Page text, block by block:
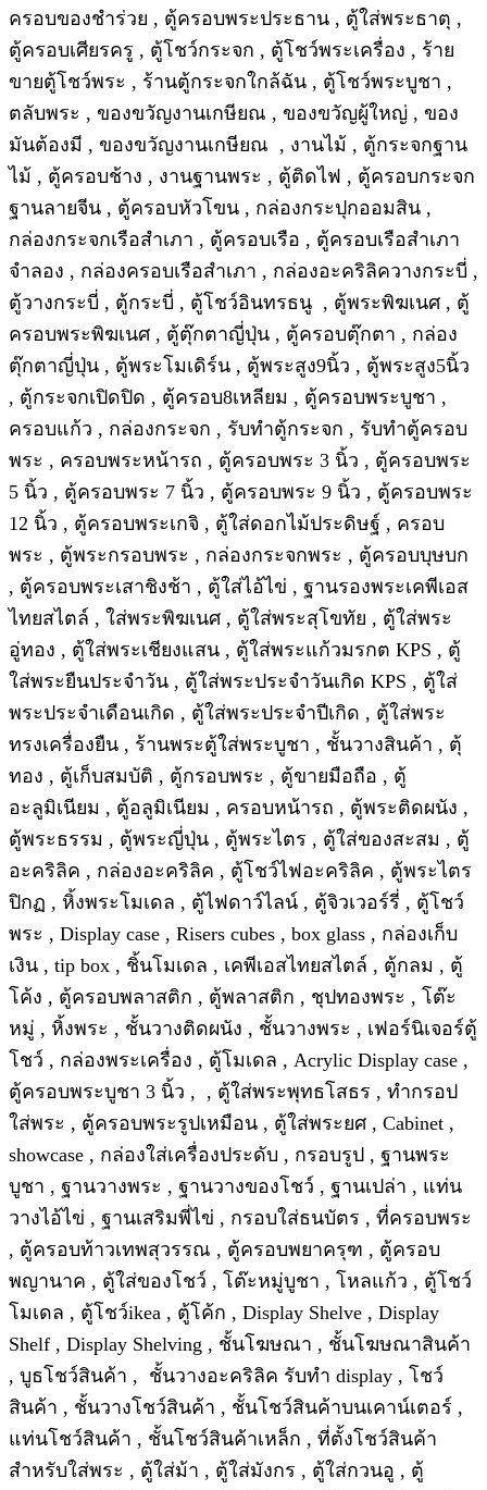
ครอบของชำร่วย , ตู้ครอบพระประธาน , ตู้ใส่พระธาตุ ,
ตู้ครอบเศียรครู , ตู้โชว์กระจก , ตู้โชว์พระเครื่อง , ร้าย
ขายตู้โชว์พระ , ร้านตู้กระจกใกล้ฉัน , ตู้โชว์พระบูชา ,
ตลับพระ , ของขวัญงานเกษียณ , ของขวัญผู้ใหญ่ , ของ
มันต้องมี , ของขวัญงานเกษียณ , งานไม้ , ตู้กระจกฐาน
ไม้ , ตู้ครอบช้าง , งานฐานพระ , ตู้ติดไฟ , ตู้ครอบกระจก
ฐานลายจีน , ตู้ครอบหัวโขน , กล่องกระปุกออมสิน ,
กล่องกระจกเรือสำเภา , ตู้ครอบเรือ , ตู้ครอบเรือสำเภา
จำลอง , กล่องครอบเรือสำเภา , กล่องอะคริลิควางกระบี่ ,
ตู้วางกระบี่ , ตู้กระบี่ , ตู้โชว์อินทรธนู , ตู้พระพิฆเนศ , ตู้
ครอบพระพิฆเนศ , ตู้ตุ๊กตาญี่ปุ่น , ตู้ครอบตุ๊กตา , กล่อง
ตุ๊กตาญี่ปุ่น , ตู้พระโมเดิร์น , ตู้พระสูง9นิ้ว , ตู้พระสูง5นิ้ว
, ตู้กระจกเปิดปิด , ตู้ครอบ8เหลียม , ตู้ครอบพระบูชา ,
ครอบแก้ว , กล่องกระจก , รับทำตู้กระจก , รับทำตู้ครอบ
พระ , ครอบพระหน้ารถ , ตู้ครอบพระ 3 นิ้ว , ตู้ครอบพระ
5 นิ้ว , ตู้ครอบพระ 7 นิ้ว , ตู้ครอบพระ 9 นิ้ว , ตู้ครอบพระ
12 นิ้ว , ตู้ครอบพระเกจิ , ตู้ใส่ดอกไม้ประดิษฐ์ , ครอบ
พระ , ตู้พระกรอบพระ , กล่องกระจกพระ , ตู้ครอบบุษบก
, ตู้ครอบพระเสาชิงช้า , ตู้ใส่ไอ้ไข่ , ฐานรองพระเคพีเอส
ไทยสไตล์ , ใส่พระพิฆเนศ , ตู้ใส่พระสุโขทัย , ตู้ใส่พระ
อู่ทอง , ตู้ใส่พระเชียงแสน , ตู้ใส่พระแก้วมรกต KPS , ตู้
ใส่พระยืนประจำวัน , ตู้ใส่พระประจำวันเกิด KPS , ตู้ใส่
พระประจำเดือนเกิด , ตู้ใส่พระประจำปีเกิด , ตู้ใส่พระ
ทรงเครื่องยืน , ร้านพระตู้ใส่พระบูชา , ชั้นวางสินค้า , ตุ้
ทอง , ตู้เก็บสมบัติ , ตู้กรอบพระ , ตู้ขายมือถือ , ตู้
อะลูมิเนียม , ตู้อลูมิเนียม , ครอบหน้ารถ , ตู้พระติดผนัง ,
ตู้พระธรรม , ตู้พระญี่ปุ่น , ตู้พระไตร , ตู้ใส่ของสะสม , ตู้
อะคริลิค , กล่องอะคริลิค , ตู้โชว์ไฟอะคริลิค , ตู้พระไตร
ปิกฏ , หิ้งพระโมเดล , ตู้ไฟดาว์ไลน์ , ตู้จิวเวอร์รี่ , ตู้โชว์
พระ , Display case , Risers cubes , box glass , กล่องเก็บ
เงิน , tip box , ชิ้นโมเดล , เคพีเอสไทยสไตล์ , ตู้กลม , ตู้
โค้ง , ตู้ครอบพลาสติก , ตู้พลาสติก , ชุปทองพระ , โต๊ะ
หมู่ , หิ้งพระ , ชั้นวางติดผนัง , ชั้นวางพระ , เฟอร์นิเจอร์ตู้
โชว์ , กล่องพระเครื่อง , ตู้โมเดล , Acrylic Display case ,
ตู้ครอบพระบูชา 3 นิ้ว , , ตู้ใส่พระพุทธโสธร , ทำกรอป
ใส่พระ , ตู้ครอบพระรูปเหมือน , ตู้ใส่พระยศ , Cabinet ,
showcase , กล่องใส่เครื่องประดับ , กรอบรูป , ฐานพระ
บูชา , ฐานวางพระ , ฐานวางของโชว์ , ฐานเปล่า , แท่น
วางไอ้ไข่ , ฐานเสริมพี่ไข่ , กรอบใส่ธนบัตร , ที่ครอบพระ
, ตู้ครอบท้าวเทพสุวรรณ , ตู้ครอบพยาครุฑ , ตู้ครอบ
พญานาค , ตู้ใส่ของโชว์ , โต๊ะหมู่บูชา , โหลแก้ว , ตู้โชว์
โมเดล , ตู้โชว์ikea , ตู้โค้ก , Display Shelve , Display
Shelf , Display Shelving , ชั้นโฆษณา , ชั้นโฆษณาสินค้า
, บูธโชว์สินค้า , ชั้นวางอะคริลิค รับทำ display , โชว์
สินค้า , ชั้นวางโชว์สินค้า , ชั้นโชว์สินค้าบนเคาน์เตอร์ ,
แท่นโชว์สินค้า , ชั้นโชว์สินค้าเหล็ก , ที่ตั้งโชว์สินค้า
สำหรับใส่พระ , ตู้ใส่ม้า , ตู้ใส่มังกร , ตู้ใส่กวนอู , ตู้